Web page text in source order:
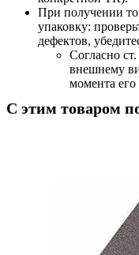
При получении
упаковку:
дефектов,
Согласно
внешнему
момента его
С этим товаром